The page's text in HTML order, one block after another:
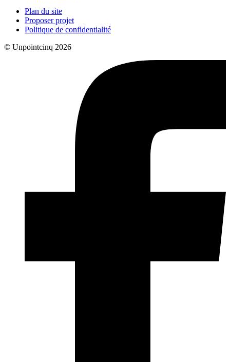
Plan du site
Proposer projet
Politique de confidentialité
© Unpointcinq 2026